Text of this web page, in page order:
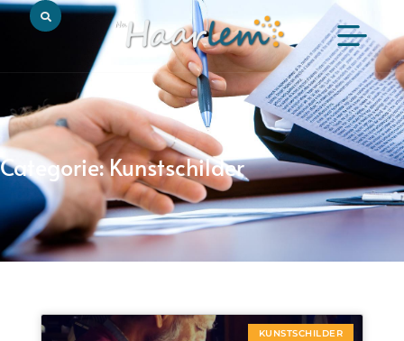
Categorie: Kunstschilder
KUNSTSCHILDER